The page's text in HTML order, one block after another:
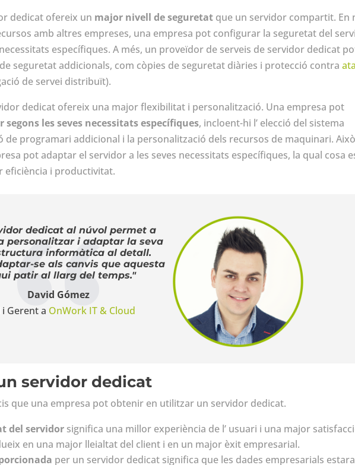
dedicat ofereix un major nivell de seguretat que un servidor compartit. En
amb altres empreses, una empresa pot configurar la seguretat del
específiques. A més, un proveïdor de serveis de servidor dedicat
seguretat addicionals, com còpies de seguretat diàries i protecció contra
de servei distribuït).
dedicat ofereix una major flexibilitat i personalització. Una empresa pot
les seves necessitats específiques, incloent-hi l’ elecció del sistema
de programari addicional i la personalització dels recursos de maquinari.
pot adaptar el servidor a les seves necessitats específiques, la qual cosa
eficiència i productivitat.
dedicat al núvol permet a
personalitzar i adaptar la seva
informàtica al detall.
se als canvis que aquesta
patir al llarg del temps."
David Gómez
i Gerent a OnWork IT & Cloud
servidor dedicat
que una empresa pot obtenir en utilitzar un servidor dedicat.
del servidor significa una millor experiència de l’ usuari i una major
en una major lleialtat del client i en un major èxit empresarial.
per un servidor dedicat significa que les dades empresarials